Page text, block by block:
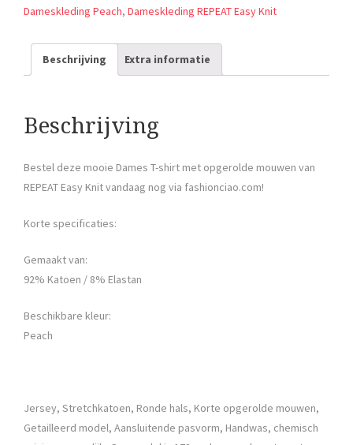
Dameskleding Peach, Dameskleding REPEAT Easy Knit
Beschrijving Extra informatie
Beschrijving
Bestel deze mooie Dames T-shirt met opgerolde mouwen van
REPEAT Easy Knit vandaag nog via fashionciao.com!
Korte specificaties:
Gemaakt van:
92% Katoen / 8% Elastan
Beschikbare kleur:
Peach
Jersey, Stretchkatoen, Ronde hals, Korte opgerolde mouwen,
Getailleerd model, Aansluitende pasvorm, Handwas, chemisch